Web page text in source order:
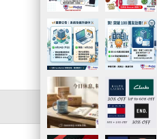
網站連結|直接落單